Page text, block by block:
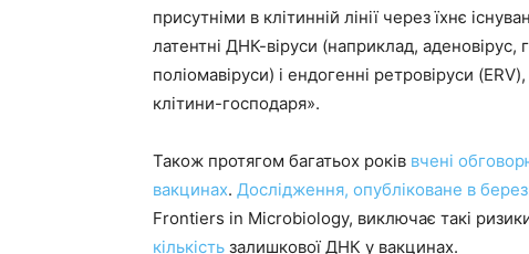
присутніми в клітинній лінії через їхнє
латентні ДНК-віруси (наприклад, аденовірус,
поліомавіруси) і ендогенні ретровіруси
клітини-господаря».
Також протягом багатьох років вчені
вакцинах. Дослідження, опубліковане в
Frontiers in Microbiology, виключає такі
кількість залишкової ДНК у вакцинах.